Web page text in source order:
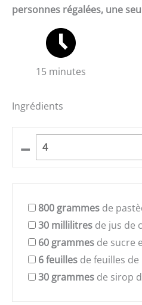
personnes régalées, une
15 minutes
Ingrédients
–
800 grammes de
30 millilitres de jus de
60 grammes de sucre
6feuilles de feuilles
30 grammes de sirop